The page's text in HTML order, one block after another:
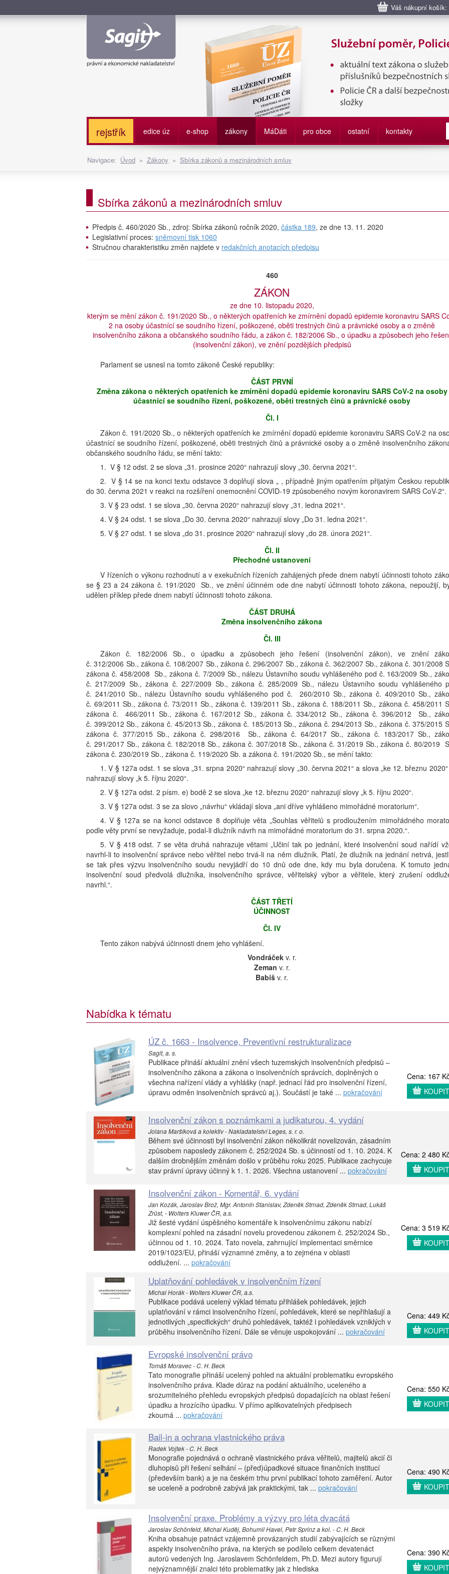
Váš nákupní
Služební poměr příslušníků bezpečnostních sborů, Policie ČR, Vězeňská
služby
rejstřík edice úz e-shop zákony MáDáti pro obce ostatní kontakty
Navigace: Úvod » Zákony » Sbírka zákonů a mezinárodních smluv
Sbírka zákonů a mezinárodních smluv
Předpis č. 460/2020 Sb., zdroj: Sbírka zákonů ročník 2020, částka 189, ze dne 13. 11. 2020
Legislativní proces: sněmovní tisk 1060
Stručnou charakteristiku změn najdete v redakčních anotacích předpisu
460
ZÁKON
ze dne 10. listopadu 2020,
kterým se mění zákon č. 191/2020 Sb., o některých opatřeních ke zmírnění dopadů epidemie koronaviru SARS
2 na osoby účastnící se soudního řízení, poškozené, oběti trestných činů a právnické osoby a o změně
insolvenčního zákona a občanského soudního řádu, a zákon č. 182/2006 Sb., o úpadku a způsobech jeho
(insolvenční zákon), ve znění pozdějších předpisů
Parlament se usnesl na tomto zákoně České republiky:
ČÁST PRVNÍ
Změna zákona o některých opatřeních ke zmírnění dopadů epidemie koronaviru SARS CoV-2 na osoby
účastnící se soudního řízení, poškozené, oběti trestných činů a právnické osoby
Čl. I
Zákon č. 191/2020 Sb., o některých opatřeních ke zmírnění dopadů epidemie koronaviru SARS CoV-2 na
účastnící se soudního řízení, poškozené, oběti trestných činů a právnické osoby a o změně insolvenčního
občanského soudního řádu, se mění takto:
1. V § 12 odst. 2 se slova „31. prosince 2020“ nahrazují slovy „30. června 2021“.
2. V § 14 se na konci textu odstavce 3 doplňují slova „ , případně jiným opatřením přijatým Českou
do 30. června 2021 v reakci na rozšíření onemocnění COVID-19 způsobeného novým koronavirem SARS CoV-2“.
3. V § 23 odst. 1 se slova „30. června 2020“ nahrazují slovy „31. ledna 2021“.
4. V § 24 odst. 1 se slova „Do 30. června 2020“ nahrazují slovy „Do 31. ledna 2021“.
5. V § 27 odst. 1 se slova „do 31. prosince 2020“ nahrazují slovy „do 28. února 2021“.
Čl. II
Přechodné ustanovení
V řízeních o výkonu rozhodnutí a v exekučních řízeních zahájených přede dnem nabytí účinnosti tohoto
se § 23 a 24 zákona č. 191/2020 Sb., ve znění účinném ode dne nabytí účinnosti tohoto zákona, nepoužijí,
udělen příklep přede dnem nabytí účinnosti tohoto zákona.
ČÁST DRUHÁ
Změna insolvenčního zákona
Čl. III
Zákon č. 182/2006 Sb., o úpadku a způsobech jeho řešení (insolvenční zákon), ve znění
č. 312/2006 Sb., zákona č. 108/2007 Sb., zákona č. 296/2007 Sb., zákona č. 362/2007 Sb., zákona č. 301/2008
zákona č. 458/2008 Sb., zákona č. 7/2009 Sb., nálezu Ústavního soudu vyhlášeného pod č. 163/2009 Sb.,
č. 217/2009 Sb., zákona č. 227/2009 Sb., zákona č. 285/2009 Sb., nálezu Ústavního soudu vyhlášeného
č. 241/2010 Sb., nálezu Ústavního soudu vyhlášeného pod č. 260/2010 Sb., zákona č. 409/2010 Sb.,
č. 69/2011 Sb., zákona č. 73/2011 Sb., zákona č. 139/2011 Sb., zákona č. 188/2011 Sb., zákona č. 458/2011
zákona č. 466/2011 Sb., zákona č. 167/2012 Sb., zákona č. 334/2012 Sb., zákona č. 396/2012 Sb.,
č. 399/2012 Sb., zákona č. 45/2013 Sb., zákona č. 185/2013 Sb., zákona č. 294/2013 Sb., zákona č. 375/2015
zákona č. 377/2015 Sb., zákona č. 298/2016 Sb., zákona č. 64/2017 Sb., zákona č. 183/2017 Sb.,
č. 291/2017 Sb., zákona č. 182/2018 Sb., zákona č. 307/2018 Sb., zákona č. 31/2019 Sb., zákona č. 80/2019
zákona č. 230/2019 Sb., zákona č. 119/2020 Sb. a zákona č. 191/2020 Sb., se mění takto:
1. V § 127a odst. 1 se slova „31. srpna 2020“ nahrazují slovy „30. června 2021“ a slova „ke 12. březnu
nahrazují slovy „k 5. říjnu 2020“.
2. V § 127a odst. 2 písm. e) bodě 2 se slova „ke 12. březnu 2020“ nahrazují slovy „k 5. říjnu 2020“.
3. V § 127a odst. 3 se za slovo „návrhu“ vkládají slova „ani dříve vyhlášeno mimořádné moratorium“.
4. V § 127a se na konci odstavce 8 doplňuje věta „Souhlas věřitelů s prodloužením mimořádného
podle věty první se nevyžaduje, podal-li dlužník návrh na mimořádné moratorium do 31. srpna 2020.“.
5. V § 418 odst. 7 se věta druhá nahrazuje větami „Učiní tak po jednání, které insolvenční soud nařídí
navrhl-li to insolvenční správce nebo věřitel nebo trvá-li na něm dlužník. Platí, že dlužník na jednání netrvá,
se tak přes výzvu insolvenčního soudu nevyjádří do 10 dnů ode dne, kdy mu byla doručena. K tomuto
insolvenční soud předvolá dlužníka, insolvenčního správce, věřitelský výbor a věřitele, který zrušení
navrhl.“.
ČÁST TŘETÍ
ÚČINNOST
Čl. IV
Tento zákon nabývá účinnosti dnem jeho vyhlášení.
Vondráčekv. r.
Zeman v. r.
Babiš v. r.
Nabídka k tématu
ÚZ č. 1663 - Insolvence, Preventivní restrukturalizace
Sagit, a. s.
Publikace přináší aktuální znění všech tuzemských insolvenčních předpisů –
insolvenčního zákona a zákona o insolvenčních správcích, doplněných o
všechna nařízení vlády a vyhlášky (např. jednací řád pro insolvenční řízení,
úpravu odměn insolvenčních správců aj.). Součástí je také ... pokračování
Cena: 167
KOUPIT
Insolvenční zákon s poznámkami a judikaturou, 4. vydání
Jolana Maršíková a kolektiv - Nakladatelství Leges, s. r. o.
Během své účinnosti byl insolvenční zákon několikrát novelizován, zásadním
způsobem naposledy zákonem č. 252/2024 Sb. s účinností od 1. 10. 2024. K
dalším drobnějším změnám došlo v průběhu roku 2025. Publikace zachycuje
stav právní úpravy účinný k 1. 1. 2026. Všechna ustanovení ... pokračování
Cena: 2 480
KOUPIT
Insolvenční zákon - Komentář, 6. vydání
Jan Kozák, Jaroslav Brož, Mgr. Antonín Stanislav, Zdeněk Strnad, Zdeněk Strnad, Lukáš
Zrůst, - Wolters Kluwer ČR, a.s.
Již šesté vydání úspěšného komentáře k insolvenčnímu zákonu nabízí
komplexní pohled na zásadní novelu provedenou zákonem č. 252/2024 Sb.,
účinnou od 1. 10. 2024. Tato novela, zahrnující implementaci směrnice
2019/1023/EU, přináší významné změny, a to zejména v oblasti
oddlužení. ... pokračování
Cena: 3 519
KOUPIT
Uplatňování pohledávek v insolvenčním řízení
Michal Horák - Wolters Kluwer ČR, a.s.
Publikace podává ucelený výklad tématu přihlášek pohledávek, jejich
uplatňování v rámci insolvenčního řízení, pohledávek, které se nepřihlašují a
jednotlivých „specifických“ druhů pohledávek, taktéž i pohledávek vzniklých v
průběhu insolvenčního řízení. Dále se věnuje uspokojování ... pokračování
Cena: 449
KOUPIT
Evropské insolvenční právo
Tomáš Moravec - C. H. Beck
Tato monografie přináší ucelený pohled na aktuální problematiku evropského
insolvenčního práva. Klade důraz na podání aktuálního, uceleného a
srozumitelného přehledu evropských předpisů dopadajících na oblast řešení
úpadku a hrozícího úpadku. V přímo aplikovatelných předpisech
zkoumá ... pokračování
Cena: 550
KOUPIT
Bail-in a ochrana vlastnického práva
Radek Vojtek - C. H. Beck
Monografie pojednává o ochraně vlastnického práva věřitelů, majitelů akcií či
dluhopisů při řešení selhání – (před)úpadkové situace finančních institucí
(především bank) a je na českém trhu první publikací tohoto zaměření. Autor
se uceleně a podrobně zabývá jak praktickými, tak ... pokračování
Cena: 490
KOUPIT
Insolvenční praxe. Problémy a výzvy pro léta dvacátá
Jaroslav Schönfeld, Michal Kuděj, Bohumil Havel, Petr Sprinz a kol. - C. H. Beck
Kniha obsahuje patnáct vzájemně provázaných studií zabývajících se různými
aspekty insolvenčního práva, na kterých se podílelo celkem devatenáct
autorů vedených Ing. Jaroslavem Schönfeldem, Ph.D. Mezi autory figurují
nejvýznamnější znalci této problematiky jak z hlediska
Cena: 390
KOUPIT